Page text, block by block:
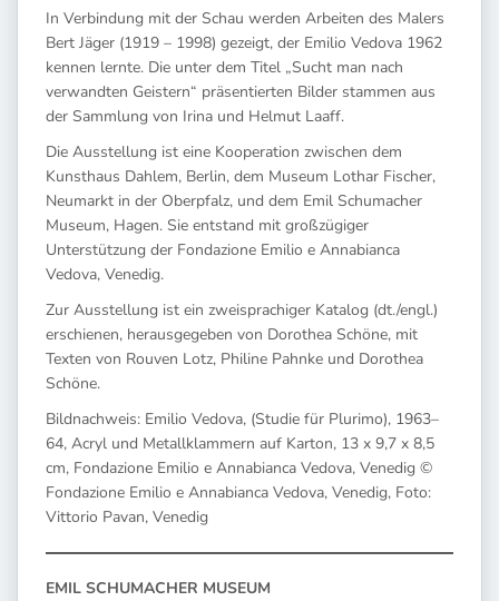
In Verbindung mit der Schau werden Arbeiten des Malers
Bert Jäger (1919 – 1998) gezeigt, der Emilio Vedova 1962
kennen lernte. Die unter dem Titel „Sucht man nach
verwandten Geistern“ präsentierten Bilder stammen aus
der Sammlung von Irina und Helmut Laaff.
Die Ausstellung ist eine Kooperation zwischen dem
Kunsthaus Dahlem, Berlin, dem Museum Lothar Fischer,
Neumarkt in der Oberpfalz, und dem Emil Schumacher
Museum, Hagen. Sie entstand mit großzügiger
Unterstützung der Fondazione Emilio e Annabianca
Vedova, Venedig.
Zur Ausstellung ist ein zweisprachiger Katalog (dt./engl.)
erschienen, herausgegeben von Dorothea Schöne, mit
Texten von Rouven Lotz, Philine Pahnke und Dorothea
Schöne.
Bildnachweis: Emilio Vedova, (Studie für Plurimo), 1963–
64, Acryl und Metallklammern auf Karton, 13 x 9,7 x 8,5
cm, Fondazione Emilio e Annabianca Vedova, Venedig ©
Fondazione Emilio e Annabianca Vedova, Venedig, Foto:
Vittorio Pavan, Venedig
EMIL SCHUMACHER MUSEUM